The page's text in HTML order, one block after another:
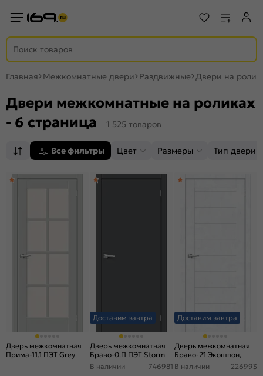
Главная Межкомнатные двери Раздвижные Двери на
Двери межкомнатные на роликах
- 6 страница
1 525 товаров
Все фильтры Цвет Размеры Тип двери
Дверь межкомнатная
Прима-11.1 ПЭТ Grey
Доставим завтра
Дверь межкомнатная
Браво-0.П ПЭТ Stormy
Silk, глухая, каркасно-
В наличии 746981
Доставим завтра
Дверь межкомнатная
Браво-21 Экошпон,
Snow Art, глухая,
В наличии 226993